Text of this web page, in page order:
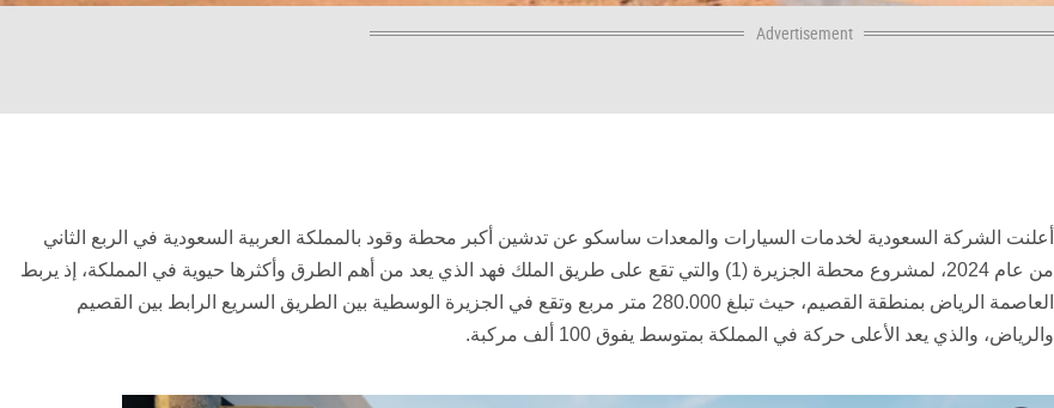
Advertisement
أعلنت الشركة السعودية لخدمات السيارات والمعدات ساسكو عن تدشين أكبر محطة وقود بالمملكة العربية السعودية في الربع الثاني
من عام 2024، لمشروع محطة الجزيرة (1) والتي تقع على طريق الملك فهد الذي يعد من أهم الطرق وأكثرها حيوية في المملكة، إذ يربط
العاصمة الرياض بمنطقة القصيم، حيث تبلغ 280.000 متر مربع وتقع في الجزيرة الوسطية بين الطريق السريع الرابط بين القصيم
والرياض، والذي يعد الأعلى حركة في المملكة بمتوسط يفوق 100 ألف مركبة
.